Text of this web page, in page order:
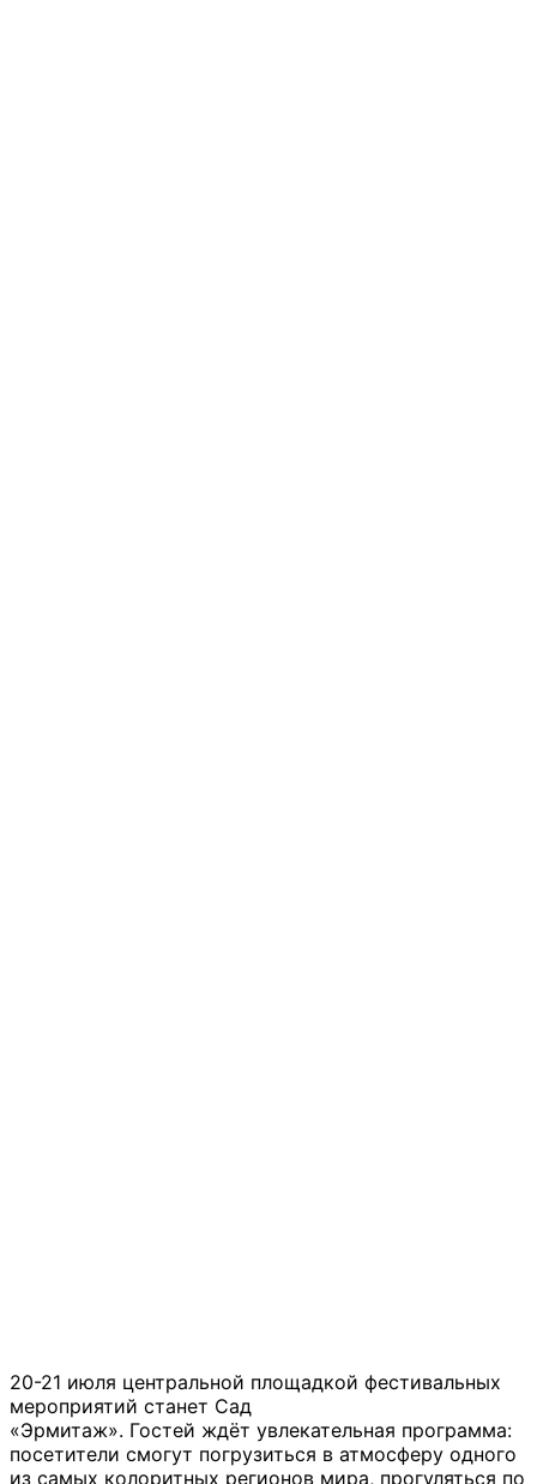
20-21 июля центральной площадкой фестивальных
мероприятий станет Сад
«Эрмитаж». Гостей ждёт увлекательная программа:
посетители смогут погрузиться в атмосферу одного
из самых колоритных регионов мира, прогуляться по